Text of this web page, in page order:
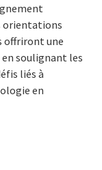
orientations
offriront une
soulignant les
liés à
en